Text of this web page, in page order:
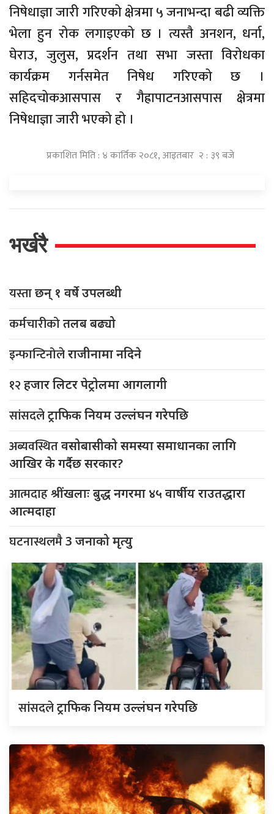
निषेधाज्ञा जारी गरिएको क्षेत्रमा ५ जनाभन्दा बढी व्यक्ति
भेला हुन रोक लगाइएको छ । त्यस्तै अनशन, धर्ना,
घेराउ, जुलुस, प्रदर्शन तथा सभा जस्ता विरोधका
कार्यक्रम गर्नसमेत निषेध गरिएको छ ।
सहिदचोकआसपास र गैह्रापाटनआसपास क्षेत्रमा
निषेधाज्ञा जारी भएको हो ।
प्रकाशित मिति : ४ कार्तिक २०८१, आइतबार २ : ३९ बजे
भर्खरै
यस्ताछन् १ वर्षे उपलब्धी
कर्मचारीकोतलब बढ्यो
इन्फान्टिनोलेराजीनामा नदिने
१२हजार लिटर पेट्रोलमा आगलागी
सांसदलेट्राफिक नियम उल्लंघन गरेपछि
अब्यवस्थितवसोबासीको समस्या समाधानका लागि
आखिर के गर्दैछ सरकार?
आत्मदाहश्रींखलाः बुद्ध नगरमा ४५ वार्षीय राउतद्धारा
आत्मदाहा
घटनास्थलमै3 जनाको मृत्यु
सांसदलेट्राफिक नियम उल्लंघन गरेपछि